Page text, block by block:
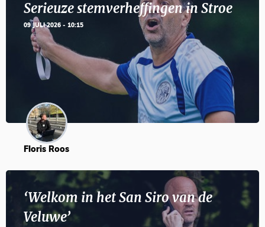
Serieuze stemverheffingen in Stroe
09 JULI 2026 - 10:15
Floris Roos
‘Welkom in het San Siro van de
Veluwe’